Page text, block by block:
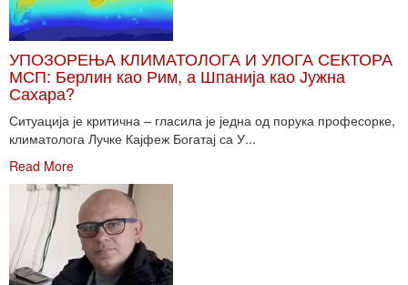
УПОЗОРЕЊА КЛИМАТОЛОГА И УЛОГА СЕКТОРА
МСП: Берлин као Рим, а Шпанија као Јужна
Сахара?
Ситуација је критична – гласила је једна од порука професорке,
климатолога Лучке Кајфеж Богатај са У...
Read More